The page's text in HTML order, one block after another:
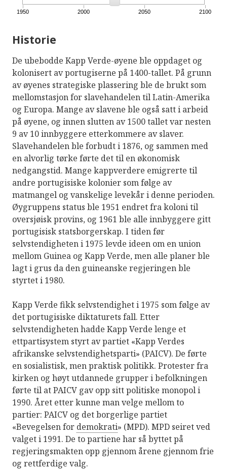
1950 2000 2050 2100
Historie
De ubebodde Kapp Verde-øyene ble oppdaget og
kolonisert av portugiserne på 1400-tallet. På grunn
av øyenes strategiske plassering ble de brukt som
mellomstasjon for slavehandelen til Latin-Amerika
og Europa. Mange av slavene ble også satt i arbeid
på øyene, og innen slutten av 1500 tallet var nesten
9 av 10 innbyggere etterkommere av slaver.
Slavehandelen ble forbudt i 1876, og sammen med
en alvorlig tørke førte det til en økonomisk
nedgangstid. Mange kappverdere emigrerte til
andre portugisiske kolonier som følge av
matmangel og vanskelige levekår i denne perioden.
Øygruppens status ble 1951 endret fra koloni til
oversjøisk provins, og 1961 ble alle innbyggere gitt
portugisisk statsborgerskap. I tiden før
selvstendigheten i 1975 levde ideen om en union
mellom Guinea og Kapp Verde, men alle planer ble
lagt i grus da den guineanske regjeringen ble
styrtet i 1980.
Kapp Verde fikk selvstendighet i 1975 som følge av
det portugisiske diktaturets fall. Etter
selvstendigheten hadde Kapp Verde lenge et
ettpartisystem styrt av partiet «Kapp Verdes
afrikanske selvstendighetsparti» (PAICV). De førte
en sosialistisk, men praktisk politikk. Protester fra
kirken og høyt utdannede grupper i befolkningen
førte til at PAICV gav opp sitt politiske monopol i
1990. Året etter kunne man velge mellom to
partier: PAICV og det borgerlige partiet
«Bevegelsen for demokrati» (MPD). MPD seiret ved
valget i 1991. De to partiene har så byttet på
regjeringsmakten opp gjennom årene gjennom frie
og rettferdige valg.